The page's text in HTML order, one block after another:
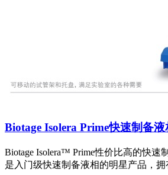
Biotage Isolera Prime快速制备
Biotage Isolera™ Prime性价比高的快速
是入门级快速制备液相的明星产品，